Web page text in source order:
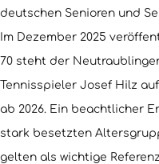
deutschen Senioren und
Im Dezember 2025
70 steht der
Tennisspieler Josef Hilz
ab 2026. Ein beachtlicher
stark besetzten
gelten als wichtige